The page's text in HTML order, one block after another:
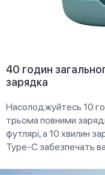
40 годин
зарядка
Насолоджуйтесь 10
трьома повними
футлярі, а 10 хвилин
Type-C забезпечать